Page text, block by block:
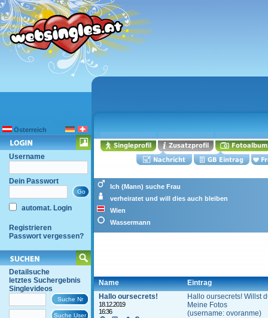
Österreich
Username
Dein Passwort
automat. Login
Registrieren
Passwort vergessen?
Detailsuche
letztes Suchergebnis
Singlevideos
Ich (Mann) suche Frau
verheiratet und will dies auch bleiben
Wien
Wassermann
Name
Eintrag
Hallo oursecrets!
18.12.2019
16:36
Hallo oursecrets! Willst
Meine Fotos
(username: ovoranme)